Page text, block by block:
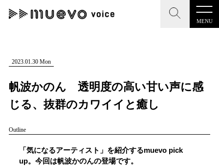
MENU
CLOSE
記事を検索する
人気ワード
#男性SSW #ポップス #女性SSW
CLOSE
"読者の声を形にする”音楽特化メディア
MENU
記事一覧
2023.01.30 Mon
帆波かのん 透明度の高い甘い声に感
じる、抜群のカワイイと癒し
Outline
「気になるアーティスト」を紹介するmuevo pick
up。今回は帆波かのんの登場です。